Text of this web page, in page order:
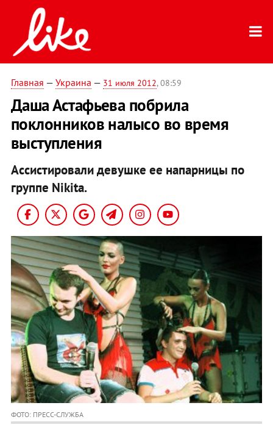
Главная — Украина — 31 июля 2012, 08:59
Даша Астафьева побрила
поклонников налысо во время
выступления
Ассистировали девушке ее напарницы по
группе Nikita.
ФОТО: ПРЕСС-СЛУЖБА